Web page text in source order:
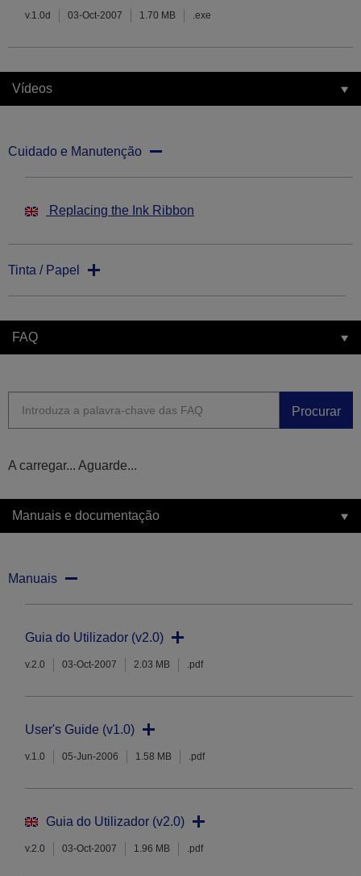
v.1.0d 03-Oct-2007 1.70 MB .exe
Vídeos
Cuidado e Manutenção
Replacing the Ink Ribbon
Tinta / Papel
FAQ
Procurar
A carregar... Aguarde...
Manuais e documentação
Manuais
Guia do Utilizador (v2.0)
v.2.0 03-Oct-2007 2.03 MB .pdf
User's Guide (v1.0)
v.1.0 05-Jun-2006 1.58 MB .pdf
Guia do Utilizador (v2.0)
v.2.0 03-Oct-2007 1.96 MB .pdf